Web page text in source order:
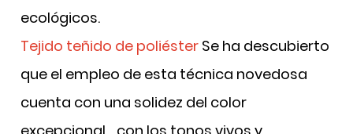
ecológicos.
Tejido teñido de poliéster Se ha descubierto
que el empleo de esta técnica novedosa
cuenta con una solidez del color